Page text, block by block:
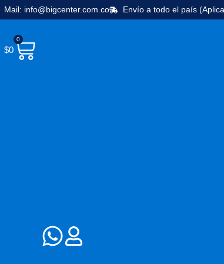
Mail: info@bigcenter.com.co Envío a todo el país
$0
0